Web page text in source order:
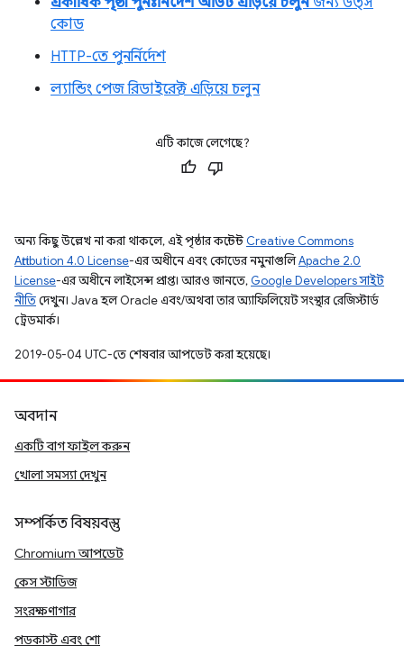
কোড
HTTP-তে পুনর্নির্দেশ
ল্যান্ডিং পেজ রিডাইরেক্ট এড়িয়ে চলুন
এটি কাজে লেগেছে?
অন্য কিছু উল্লেখ না করা থাকলে, এই পৃষ্ঠার কন্টেন্ট Creative Commons
Attribution 4.0 License-এর অধীনে এবং কোডের নমুনাগুলিApache 2.0
License-এর অধীনে লাইসেন্স প্রাপ্ত। আরও জানতে, Google Developers সাইট
নীতিদেখুন। Java হল Oracle এবং/অথবা তার অ্যাফিলিয়েট সংস্থার রেজিস্টার্ড
ট্রেডমার্ক।
2019-05-04 UTC-তে শেষবার আপডেট করা হয়েছে।
অবদান
একটি বাগ ফাইল করুন
খোলা সমস্যা দেখুন
সম্পর্কিত বিষয়বস্তু
Chromium আপডেট
কেস স্টাডিজ
সংরক্ষণাগার
পডকাস্ট এবং শো